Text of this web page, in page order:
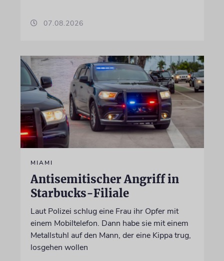
07.08.2026
MIAMI
Antisemitischer Angriff in
Starbucks-Filiale
Laut Polizei schlug eine Frau ihr Opfer mit
einem Mobiltelefon. Dann habe sie mit einem
Metallstuhl auf den Mann, der eine Kippa trug,
losgehen wollen